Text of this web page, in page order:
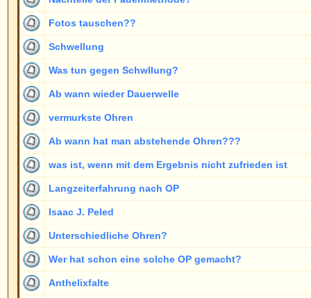
Schwimmbad nach der OP?
Einige Fragen!
Wartezeiten
Dauer der OP
angelegte ohren
Fadenmethode nach OP
Kampfsport nach OP noch möglich?
Ab welchem Alter???
andere Ärzte und die Fadenmethode
Siehe Beiträge der letzten:
www.ohren-forum.de Foren-Übersicht
Seite1von5
Neue Beiträge Keine neuen Beiträge
Neue Beiträge [ Top-Thema
]
]